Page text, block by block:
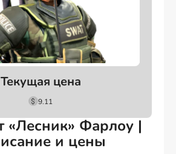
Текущая цена
9.11
«Лесник» Фарлоу |
и цены